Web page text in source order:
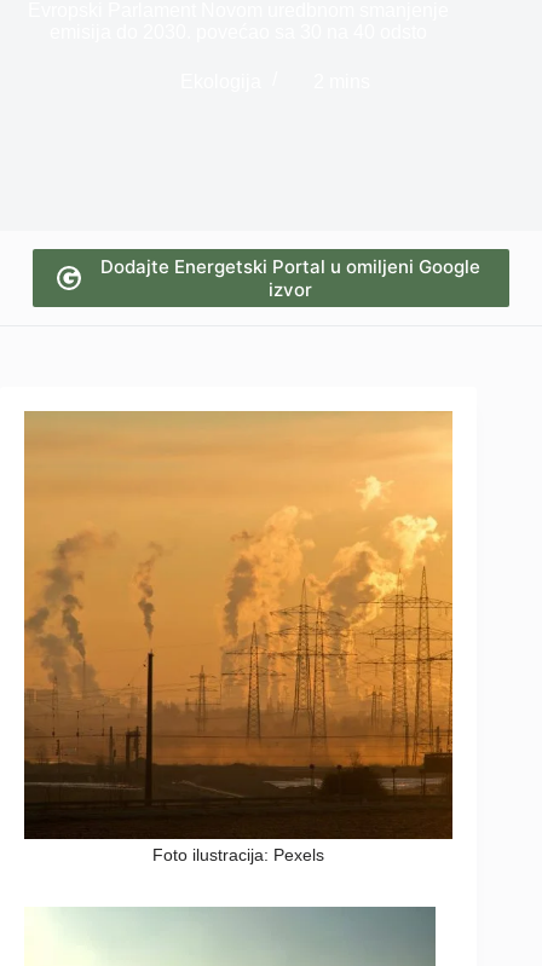
Dodajte Energetski Portal u omiljeni Google
izvor
Foto ilustracija: Pexels